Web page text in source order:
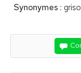
Synonymes :